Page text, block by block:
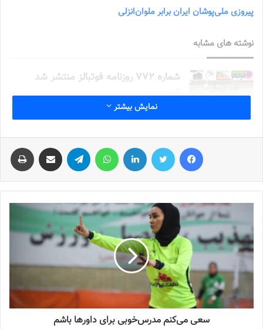
پیروزی ملی‌پوشان ایران برابر ملوان‌انزلی
نوشته های مشابه
شماره 772 روزنامه فوتبالز منتشر شد
2022-12-16
2023-12-25
شماره 900 روزنامه فوتبالز منتشر شد
شماره 918 روزنامه فوتبالز منتشر شد
2023-07-07
ملی پوشان روز (پنجشنبه 27 مهر) در زمین شماره دو مرکز ملی
در دومین دیداری درون اردویی به مصاف تیم ملوان بندرانزلی
نمایش بیشتر
سعی می‌‌کنم مدرس‌خوبی برای داورها باشم